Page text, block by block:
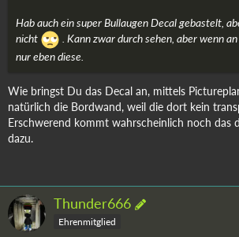
Hab auch ein super Bullaugen Decal gebastelt,
nicht
. Kann zwar durch sehen, aber wenn
nur eben diese.
Wie bringst Du das Decal an, mittels
natürlich die Bordwand, weil die dort kein
Erschwerend kommt wahrscheinlich noch das
dazu.
Thunder666
Ehrenmitglied